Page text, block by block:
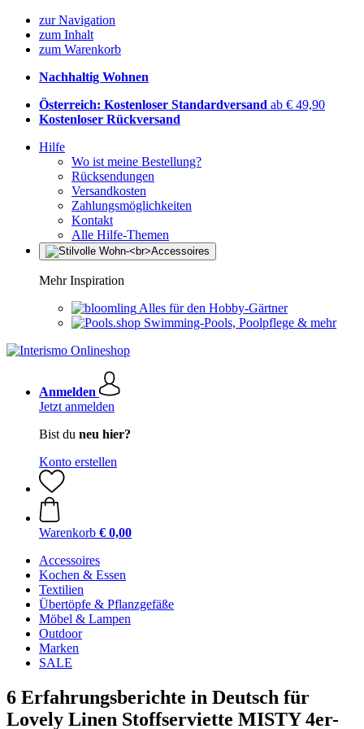
zur Navigation
zum Inhalt
zum Warenkorb
Nachhaltig Wohnen
Österreich: Kostenloser Standardversand ab € 49,90
Kostenloser Rückversand
Hilfe
Wo ist meine Bestellung?
Rücksendungen
Versandkosten
Zahlungsmöglichkeiten
Kontakt
Alle Hilfe-Themen
Mehr Inspiration
Alles für den Hobby-Gärtner
Swimming-Pools, Poolpflege & mehr
Anmelden
Jetzt anmelden
Bist du neu hier?
Konto erstellen
Warenkorb € 0,00
Accessoires
Kochen & Essen
Textilien
Übertöpfe & Pflanzgefäße
Möbel & Lampen
Outdoor
Marken
SALE
6 Erfahrungsberichte in Deutsch für
Lovely Linen Stoffserviette MISTY 4er-